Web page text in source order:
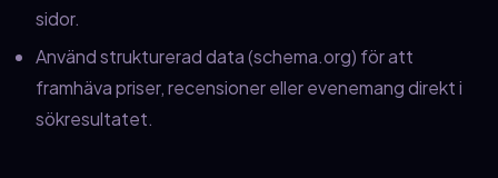
sidor.
Använd strukturerad data (schema.org) för att
framhäva priser, recensioner eller evenemang direkt i
sökresultatet.